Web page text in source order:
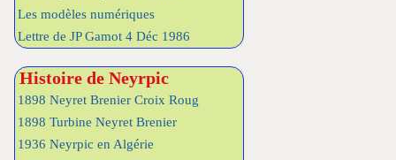
Les modèles numériques
Lettre de JP Gamot 4 Déc 1986
Histoire de Neyrpic
1898 Neyret Brenier Croix Roug
1898 Turbine Neyret Brenier
1936 Neyrpic en Algérie